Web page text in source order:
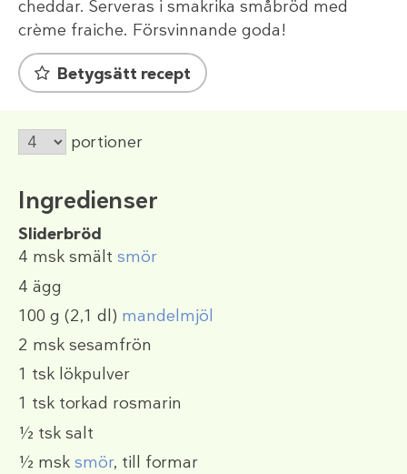
cheddar. Serveras i smakrika småbröd med
crème fraiche. Försvinnande goda!
Betygsätt recept
portioner
Ingredienser
Sliderbröd
4 msk smält smör
4 ägg
100 g (2,1 dl) mandelmjöl
2 msk sesamfrön
1 tsk lökpulver
1 tsk torkad rosmarin
½ tsk salt
½ msk smör, till formar